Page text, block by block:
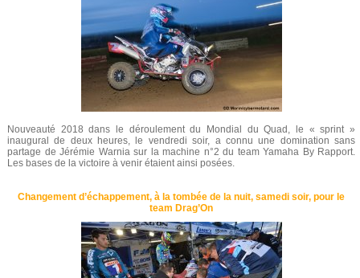
Nouveauté 2018 dans le déroulement du Mondial du Quad, le « sprint »
inaugural de deux heures, le vendredi soir, a connu une domination sans
partage de Jérémie Warnia sur la machine n°2 du team Yamaha By Rapport.
Les bases de la victoire à venir étaient ainsi posées.
Changement d’échappement, à la tombée de la nuit, samedi soir, pour le
team Drag’On